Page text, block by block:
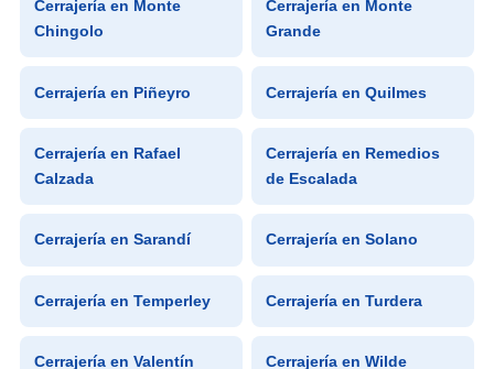
Cerrajería en Monte
Chingolo
Cerrajería en Monte
Grande
Cerrajería en Piñeyro Cerrajería en Quilmes
Cerrajería en Rafael
Calzada
Cerrajería en Remedios
de Escalada
Cerrajería en Sarandí Cerrajería en Solano
Cerrajería en Temperley Cerrajería en Turdera
Cerrajería en Valentín Cerrajería en Wilde